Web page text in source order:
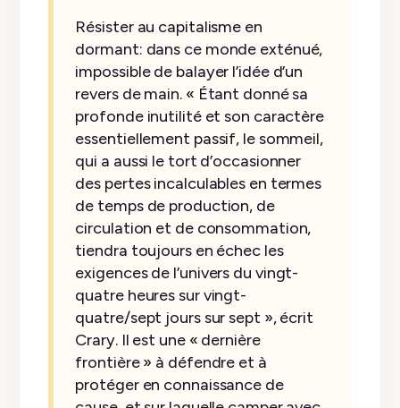
Résister au capitalisme en
dormant: dans ce monde exténué,
impossible de balayer l’idée d’un
revers de main. « Étant donné sa
profonde inutilité et son caractère
essentiellement passif, le sommeil,
qui a aussi le tort d’occasionner
des pertes incalculables en termes
de temps de production, de
circulation et de consommation,
tiendra toujours en échec les
exigences de l’univers du vingt-
quatre heures sur vingt-
quatre/sept jours sur sept », écrit
Crary. Il est une « dernière
frontière » à défendre et à
protéger en connaissance de